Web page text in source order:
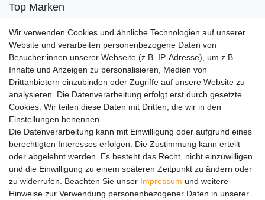
Top Marken
Top Themen
Adventskalender
Service
Versandinfos
FAQ
Ersatzteile
Registrieren
Wir versenden mit
Wir verwenden Cookies und ähnliche Technologien auf unserer
Website und verarbeiten personenbezogene Daten von
Besucher:innen unserer Webseite (z.B. IP-Adresse), um z.B.
Inhalte und Anzeigen zu personalisieren, Medien von
Drittanbietern einzubinden oder Zugriffe auf unsere Website zu
analysieren. Die Datenverarbeitung erfolgt erst durch gesetzte
Cookies. Wir teilen diese Daten mit Dritten, die wir in den
Einstellungen benennen.
Die Datenverarbeitung kann mit Einwilligung oder aufgrund eines
berechtigten Interesses erfolgen. Die Zustimmung kann erteilt
oder abgelehnt werden. Es besteht das Recht, nicht einzuwilligen
und die Einwilligung zu einem späteren Zeitpunkt zu ändern oder
zu widerrufen. Beachten Sie unser Impressum und weitere
Hinweise zur Verwendung personenbezogener Daten in unserer